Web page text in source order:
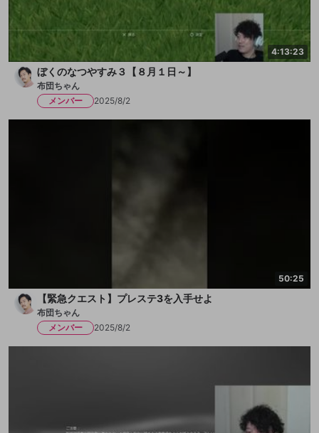
4:13:23
ぼくのなつやすみ３【８月１日～】
布団ちゃん
メンバー
2025/8/2
50:25
【緊急クエスト】プレステ3を入手せよ
布団ちゃん
メンバー
2025/8/2